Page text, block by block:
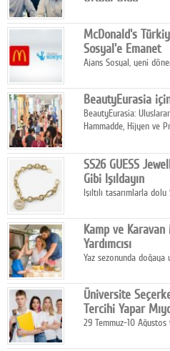
stratejisini uluslararası
tamamladı.
McDonald's
Sosyal'e Emanet
Ajans Sosyal, yeni
BeautyEurasia
BeautyEurasia:
Hammadde, Hijyen ve
SS26 GUESS
Gibi Işıldayın
Işıltılı tasarımlarla dolu
dokunuşunu taşıyor.
Kamp ve Karavan
Yardımcısı
Yaz sezonunda doğaya
temizlik sağlayan,
ediyor.
Üniversite
Tercihi Yapar
29 Temmuz-10